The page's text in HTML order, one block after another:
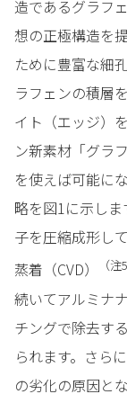
造であるグラフ
想の正極構造を
ために豊富な細
ラフェンの積層
イト（エッジ）
ン新素材「グラ
を使えば可能に
略を図1に示し
子を圧縮成形し
蒸着（CVD）
（注5
続いてアルミナ
チングで除去す
られます。さら
の劣化の原因と